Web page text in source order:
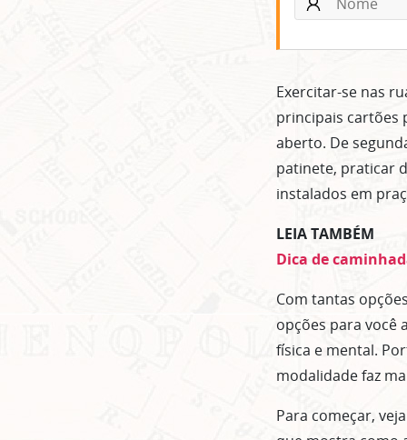
Exercitar-se nas
principais cartões
aberto. De
patinete, praticar
instalados em
LEIA TAMBÉM
Dica de
Com tantas
opções para você
física e mental.
modalidade faz
Para começar,